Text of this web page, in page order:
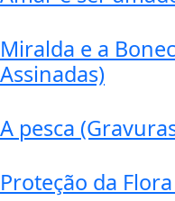
Miralda e a
Assinadas)
A pesca
Proteção da